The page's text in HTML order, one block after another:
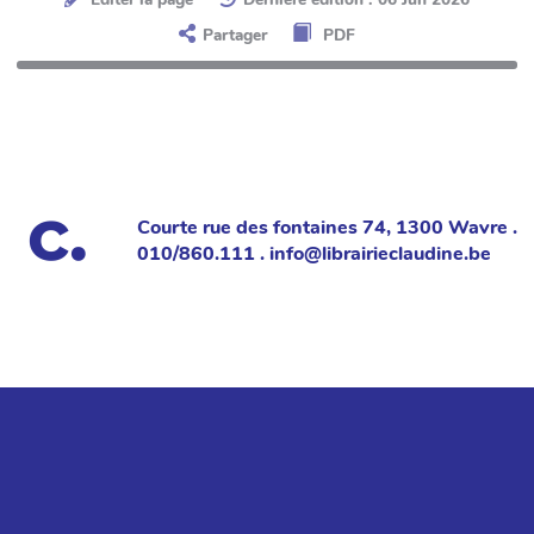
Partager
PDF
Courte rue des fontaines 74, 1300 Wavre .
010/860.111 . info@librairieclaudine.be